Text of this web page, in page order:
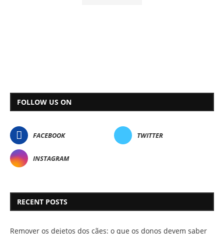
FOLLOW US ON
FACEBOOK TWITTER
INSTAGRAM
RECENT POSTS
Remover os dejetos dos cães: o que os donos devem saber